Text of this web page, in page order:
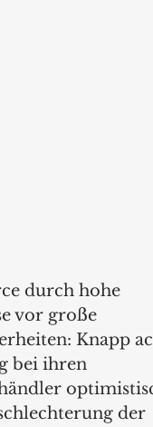
durch hohe
vor große
Knapp
bei ihren
der